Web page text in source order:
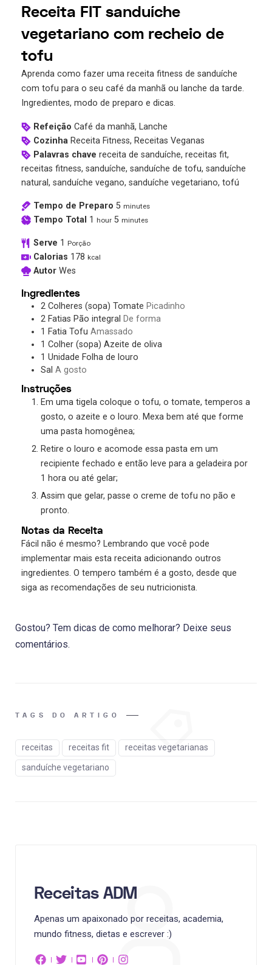
Receita FIT sanduíche
vegetariano com recheio de
tofu
Aprenda como fazer uma receita fitness de sanduíche
com tofu para o seu café da manhã ou lanche da tarde.
Ingredientes, modo de preparo e dicas.
Refeição Café da manhã, Lanche
Cozinha Receita Fitness, Receitas Veganas
Palavras chave receita de sanduíche, receitas fit,
receitas fitness, sanduíche, sanduíche de tofu, sanduíche
natural, sanduíche vegano, sanduíche vegetariano, tofú
Tempo de Preparo 5 minutes
Tempo Total 1 hour 5 minutes
Serve 1 Porção
Calorias 178 kcal
Autor Wes
Ingredientes
2 Colheres (sopa) Tomate Picadinho
2 Fatias Pão integral De forma
1 Fatia Tofu Amassado
1 Colher (sopa) Azeite de oliva
1 Unidade Folha de louro
Sal A gosto
Instruções
Em uma tigela coloque o tofu, o tomate, temperos a
gosto, o azeite e o louro. Mexa bem até que forme
uma pasta homogênea;
Retire o louro e acomode essa pasta em um
recipiente fechado e então leve para a geladeira por
1 hora ou até gelar;
Assim que gelar, passe o creme de tofu no pão e
pronto.
Notas da Receita
Fácil não é mesmo? Lembrando que você pode
implementar mais esta receita adicionando outros
ingredientes. O tempero também é a gosto, desde que
siga as recomendações de seu nutricionista.
Gostou? Tem dicas de como melhorar? Deixe seus
comentários.
TAGS DO ARTIGO
receitas receitas fit receitas vegetarianas
sanduíche vegetariano
Receitas ADM
Apenas um apaixonado por receitas, academia,
mundo fitness, dietas e escrever :)